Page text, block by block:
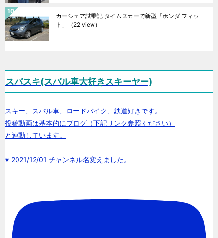
カーシェア試乗記 タイムズカーで新型「ホンダ フィッ
ト」
（22 view）
スバスキ(スバル車大好きスキーヤー)
スキー、スバル車、ロードバイク、鉄道好きです。
投稿動画は基本的にブログ（下記リンク参照ください）
と連動しています。
※ 2021/12/01 チャンネル名変えました。